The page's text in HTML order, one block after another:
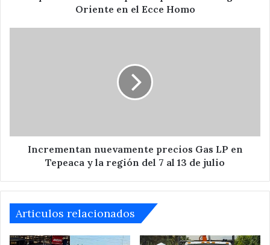
Oriente en el Ecce Homo
la
región
de
julio
Incrementan nuevamente precios Gas LP en
Tepeaca y la región del 7 al 13 de julio
Articulos relacionados